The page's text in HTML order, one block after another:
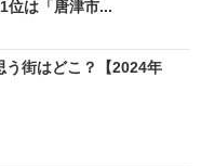
位は「唐津市...
う街はどこ？【2024年